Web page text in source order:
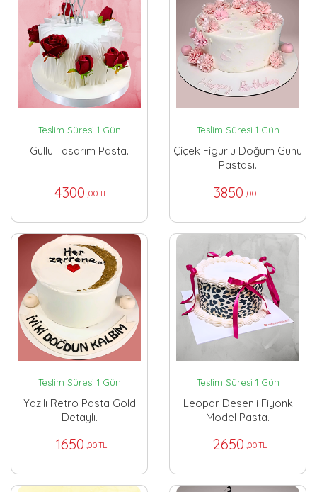
Teslim Süresi 1 Gün
Güllü Tasarım Pasta.
4300 ,00 TL
Teslim Süresi 1 Gün
Çiçek Figürlü Doğum Günü
Pastası.
3850 ,00 TL
Teslim Süresi 1 Gün
Yazılı Retro Pasta Gold
Detaylı.
1650 ,00 TL
Teslim Süresi 1 Gün
Leopar Desenli Fiyonk
Model Pasta.
2650 ,00 TL